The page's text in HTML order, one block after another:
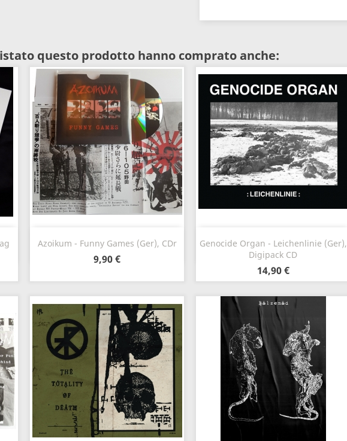
questo prodotto hanno comprato anche:
Azoikum - Funny Games (Ger), CDr
9,90 €
 Anteprima
Genocide Organ - Leichenlinie (Ger),
Digipack CD
14,90 €
 Anteprima